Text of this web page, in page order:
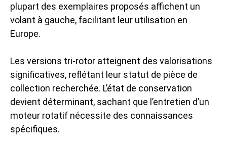
plupart des exemplaires proposés affichent un
volant à gauche, facilitant leur utilisation en
Europe.
Les versions tri-rotor atteignent des valorisations
significatives, reflétant leur statut de pièce de
collection recherchée. L’état de conservation
devient déterminant, sachant que l’entretien d’un
moteur rotatif nécessite des connaissances
spécifiques.